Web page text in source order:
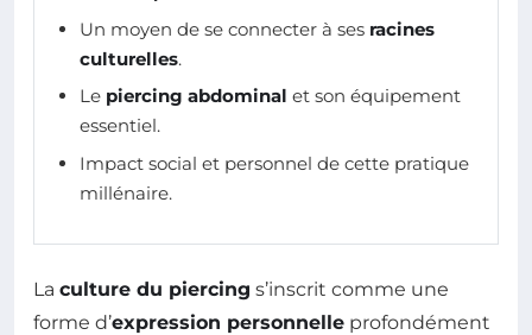
Un moyen de se connecter à ses racines
culturelles.
Le piercing abdominal et son équipement
essentiel.
Impact social et personnel de cette pratique
millénaire.
La culture du piercing s’inscrit comme une
forme d’expression personnelle profondément